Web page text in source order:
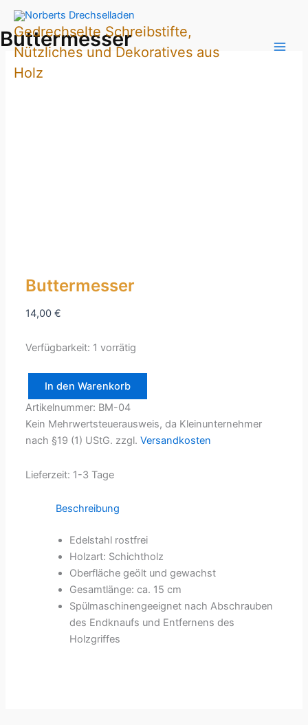
Zum
Inhalt
springen
Gedrechselte Schreibstifte,
Nützliches und Dekoratives aus
Holz
Buttermesser
Buttermesser
14,00€
Verfügbarkeit: 1 vorrätig
Menge
In den Warenkorb
Artikelnummer: BM-04
Kein Mehrwertsteuerausweis, da Kleinunternehmer
nach §19 (1) UStG. zzgl.Versandkosten
Lieferzeit: 1-3 Tage
Beschreibung
Edelstahl rostfrei
Holzart: Schichtholz
Oberfläche geölt und gewachst
Gesamtlänge: ca. 15 cm
Spülmaschinengeeignet nach Abschrauben
des Endknaufs und Entfernens des
Holzgriffes